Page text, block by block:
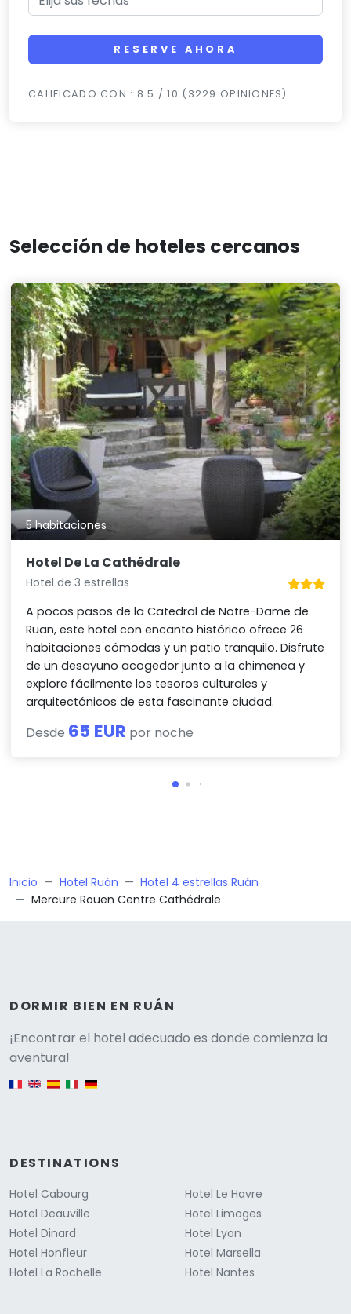
RESERVE AHORA
CALIFICADO CON : 8.5 / 10 (3229 OPINIONES)
Selección de hoteles cercanos
5 habitaciones
Hotel De La Cathédrale
Hotel de 3 estrellas
A pocos pasos de la Catedral de Notre-Dame de
Ruan, este hotel con encanto histórico ofrece 26
habitaciones cómodas y un patio tranquilo. Disfrute
de un desayuno acogedor junto a la chimenea y
explore fácilmente los tesoros culturales y
arquitectónicos de esta fascinante ciudad.
Desde 65 EUR por noche
Inicio Hotel Ruán
Hotel 4 estrellas Ruán
Mercure Rouen Centre Cathédrale
DORMIR BIEN EN RUÁN
¡Encontrar el hotel adecuado es donde comienza la
aventura!
English version
DESTINATIONS
Hotel Cabourg
Hotel Deauville
Hotel Dinard
Hotel Honfleur
Hotel La Rochelle
Hotel Le Havre
Hotel Limoges
Hotel Lyon
Hotel Marsella
Hotel Nantes